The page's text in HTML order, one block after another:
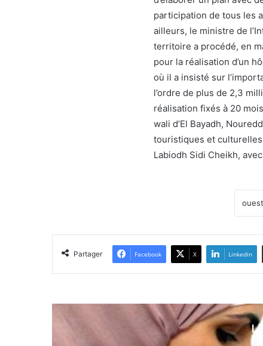
participation de tous les
ailleurs, le ministre de
territoire a procédé, en
pour la réalisation d’un
où il a insisté sur
l’ordre de plus de 2,3
réalisation fixés à 20
wali d’El Bayadh,
touristiques et
Labiodh Sidi Cheikh,
Partager Facebook X Linkedin